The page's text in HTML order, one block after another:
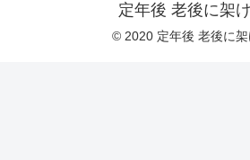
定年後 老後に架
© 2020 定年後 老後に架